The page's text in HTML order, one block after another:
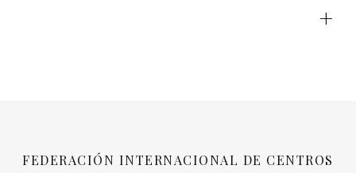
+
FEDERACIÓN INTERNACIONAL DE CENTROS